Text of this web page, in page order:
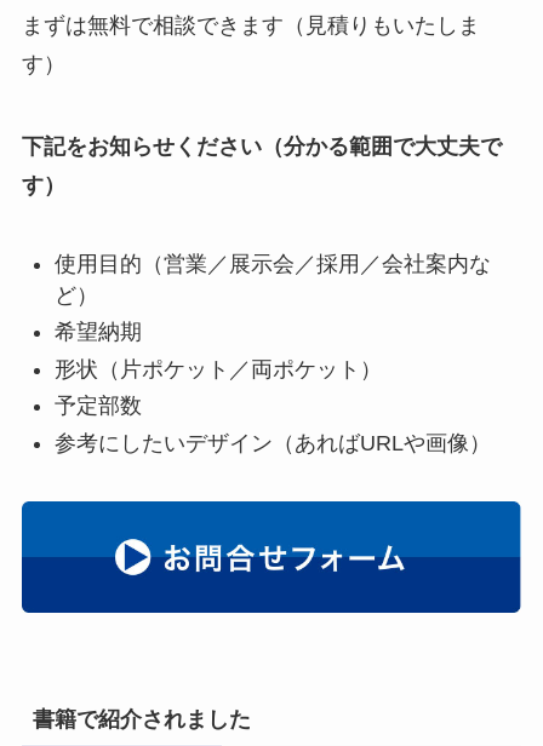
まずは無料で相談できます（見積りもいたしま
す）
下記をお知らせください（分かる範囲で大丈夫で
す）
使用目的（営業／展示会／採用／会社案内な
ど）
希望納期
形状（片ポケット／両ポケット）
予定部数
参考にしたいデザイン（あればURLや画像）
書籍で紹介されました